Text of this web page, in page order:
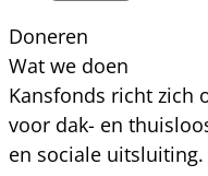
Doneren
Wat we doen
Kansfonds richt zich
voor dak- en
en sociale